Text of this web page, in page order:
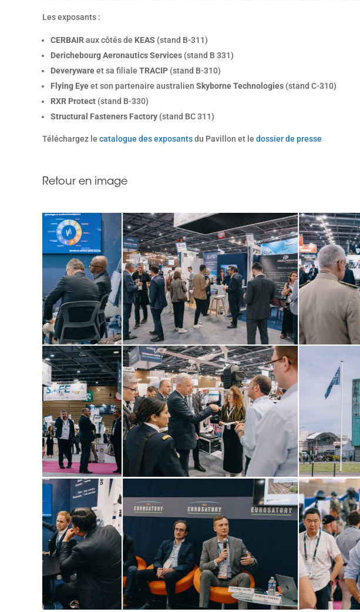
Les exposants :
CERBAIRaux côtés de KEAS (stand B-311)
Derichebourg Aeronautics Services (stand B 331)
Deverywareet sa filiale TRACIP (stand B-310)
Flying Eyeet son partenaire australien Skyborne Technologies (stand C-310)
RXR Protect (stand B-330)
Structural Fasteners Factory (stand BC 311)
Téléchargez le catalogue des exposantsdu Pavillon et le dossier de presse
Retour en image